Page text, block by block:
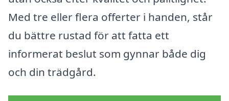
Med tre eller flera offerter i handen, står
du bättre rustad för att fatta ett
informerat beslut som gynnar både dig
och din trädgård.